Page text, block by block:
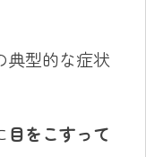
典型的な症状
目をこすって